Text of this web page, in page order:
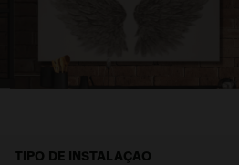
TIPO DE INSTALAÇÃO